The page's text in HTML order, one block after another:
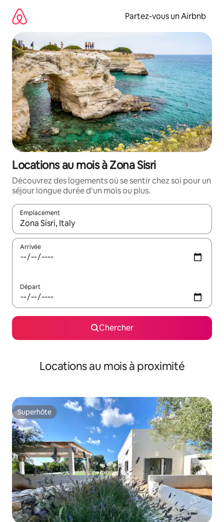
directement
contenu
Partez-vous un Airbnb
Locations au mois à Zona Sisri
Découvrez des logements où se sentir chez soi pour un
séjour longue durée d’un mois ou plus.
Emplacement
Quand les résultats sont affichés, parcourez-les en utilisant
Arrivée
Départ
Chercher
Locations au mois à proximité
Superhôte
Superhôte